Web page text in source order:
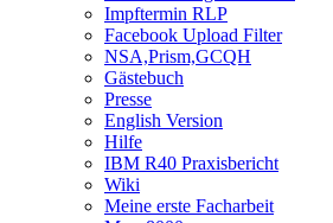
Impftermin RLP
Facebook Upload Filter
NSA,Prism,GCQH
Gästebuch
Presse
English Version
Hilfe
IBM R40 Praxisbericht
Wiki
Meine erste Facharbeit